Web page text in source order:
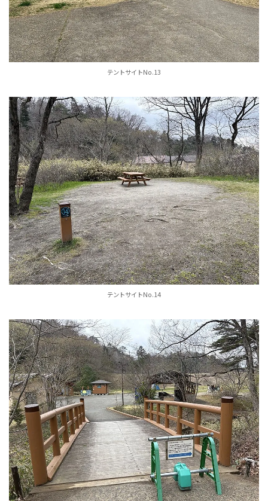
テントサイトNo.13
テントサイトNo.14